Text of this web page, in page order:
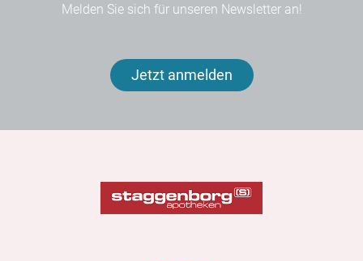
Melden Sie sich für unseren Newsletter an!
Jetzt anmelden